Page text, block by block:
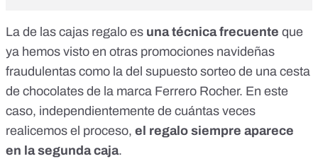
La de las cajas regalo es una técnica frecuente que
ya hemos visto en otras promociones navideñas
fraudulentas como la del supuesto sorteo de una cesta
de chocolates de la marca Ferrero Rocher. En este
caso, independientemente de cuántas veces
realicemos el proceso, el regalo siempre aparece
en la segunda caja.